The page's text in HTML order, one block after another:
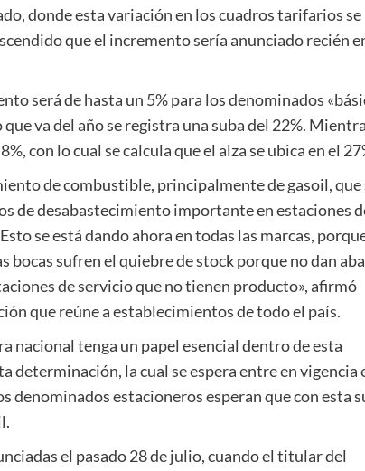
donde esta variación en los cuadros tarifarios se
que el incremento sería anunciado recién
será de hasta un 5% para los denominados
va del año se registra una suba del 22%.
con lo cual se calcula que el alza se ubica en el
de combustible, principalmente de gasoil, que
de desabastecimiento importante en estaciones
se está dando ahora en todas las marcas,
bocas sufren el quiebre de stock porque no dan
de servicio que no tienen producto», afirmó
que reúne a establecimientos de todo el país.
nacional tenga un papel esencial dentro de esta
determinación, la cual se espera entre en vigencia
denominados estacioneros esperan que con esta
el pasado 28 de julio, cuando el titular del